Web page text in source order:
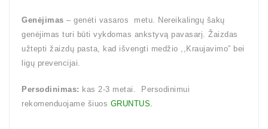
Genėjimas – genėti vasaros metu. Nereikalingų šakų
genėjimas turi būti vykdomas ankstyvą pavasarį. Žaizdas
užtepti žaizdų pasta, kad išvengti medžio ,,Kraujavimo” bei
ligų prevencijai.
Persodinimas: kas 2-3 metai. Persodinimui
rekomenduojame šiuos GRUNTUS.